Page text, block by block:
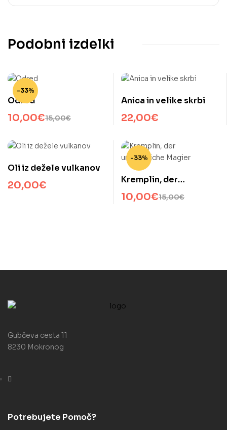
Podobni izdelki
-33%
Odred
15,00€
10,00€
Anica in velike skrbi
22,00€
Oli iz dežele vulkanov
20,00€
-33%
Kremplin, der
unsterbliche Magier
15,00€
10,00€
Gubčeva cesta 11
8230 Mokronog
Potrebujete Pomoč?